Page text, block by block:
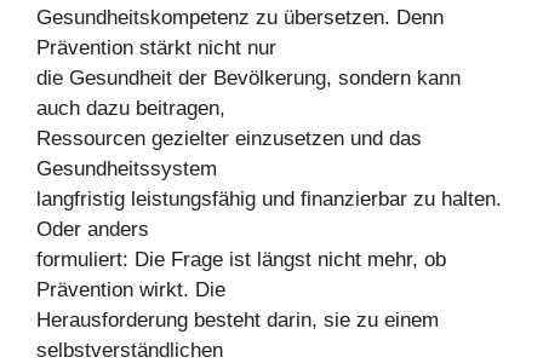
Gesundheitskompetenz zu übersetzen. Denn
Prävention stärkt nicht nur
die Gesundheit der Bevölkerung, sondern kann
auch dazu beitragen,
Ressourcen gezielter einzusetzen und das
Gesundheitssystem
langfristig leistungsfähig und finanzierbar zu halten.
Oder anders
formuliert: Die Frage ist längst nicht mehr, ob
Prävention wirkt. Die
Herausforderung besteht darin, sie zu einem
selbstverständlichen